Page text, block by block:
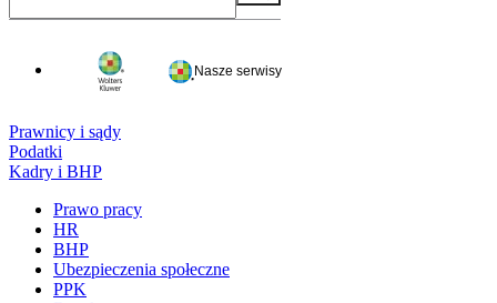
Nasze serwisy
Prawnicy i sądy
Podatki
Kadry i BHP
Prawo pracy
HR
BHP
Ubezpieczenia społeczne
PPK